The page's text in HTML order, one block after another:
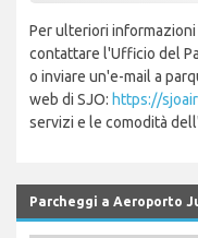
Per ulteriori
contattare l'Ufficio del
o inviare un'e-mail a
web di SJO: https://
servizi e le comodità
Parcheggi a Aeroporto